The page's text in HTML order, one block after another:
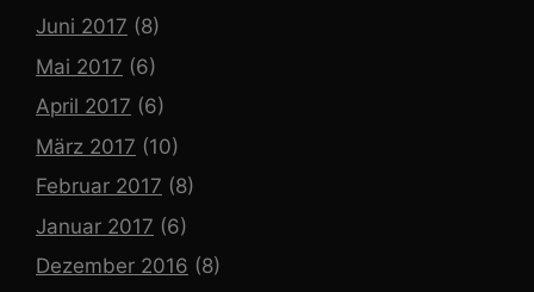
Juni 2017 (8)
Mai 2017 (6)
April 2017 (6)
März 2017 (10)
Februar 2017 (8)
Januar 2017 (6)
Dezember 2016 (8)